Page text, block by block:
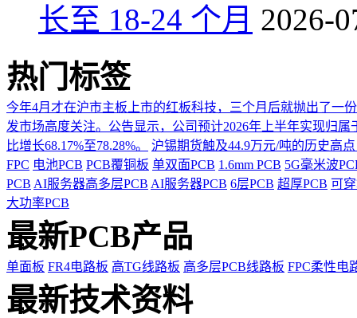
长至 18-24 个月 2026-
热门标签
今年4月才在沪市主板上市的红板科技，三个月后就抛出了一
发市场高度关注。公告显示，公司预计2026年上半年实现归
比增长68.17%至78.28%。
沪锡期货触及44.9万元/吨的历史高
FPC 电池PCB PCB覆铜板 单双面PCB 1.6mm PCB 5G毫米波
PCB AI服务器高多层PCB AI服务器PCB 6层PCB 超厚PCB 可
大功率PCB
最新PCB产品
单面板 FR4电路板 高TG线路板 高多层PCB线路板 FPC柔性电
最新技术资料